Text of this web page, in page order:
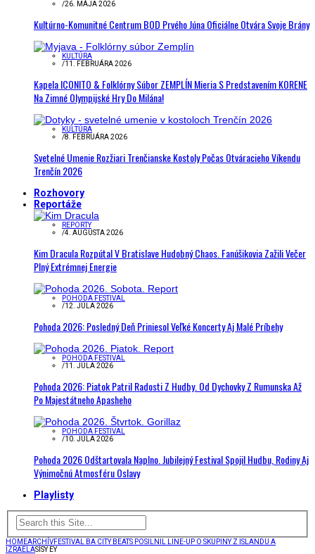
/26. MÁJA 2026
Kultúrno-Komunitné Centrum BOD Prvého Júna Oficiálne Otvára Svoje Brány
KULTÚRA
/11. FEBRUÁRA 2026
Kapela ICONITO & Folklórny Súbor ZEMPLÍN Mieria S Predstavením KORENE
Na Zimné Olympijské Hry Do Milána!
KULTÚRA
/8. FEBRUÁRA 2026
Svetelné Umenie Rozžiari Trenčianske Kostoly Počas Otváracieho Víkendu
Trenčín 2026
Rozhovory
Reportáže
REPORTY
/4. AUGUSTA 2026
Kim Dracula Rozpútal V Bratislave Hudobný Chaos. Fanúšikovia Zažili Večer
Plný Extrémnej Energie
POHODA FESTIVAL
/12. JÚLA 2026
Pohoda 2026: Posledný Deň Priniesol Veľké Koncerty Aj Malé Príbehy
POHODA FESTIVAL
/11. JÚLA 2026
Pohoda 2026: Piatok Patril Radosti Z Hudby. Od Dychovky Z Rumunska Až
Po Majestátneho Apasheho
POHODA FESTIVAL
/10. JÚLA 2026
Pohoda 2026 Odštartovala Naplno. Jubilejný Festival Spojil Hudbu, Rodiny Aj
Výnimočnú Atmosféru Oslavy
Playlisty
HOMEARCHÍVFESTIVAL BA CITY BEATS POSILNIL LINE-UP O SKUPINY Z ISLANDU A
IZRAELASÍSÝ EY